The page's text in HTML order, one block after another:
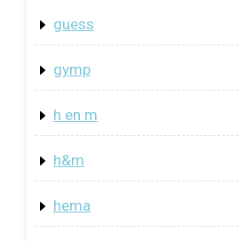
guess
gymp
h en m
h&m
hema